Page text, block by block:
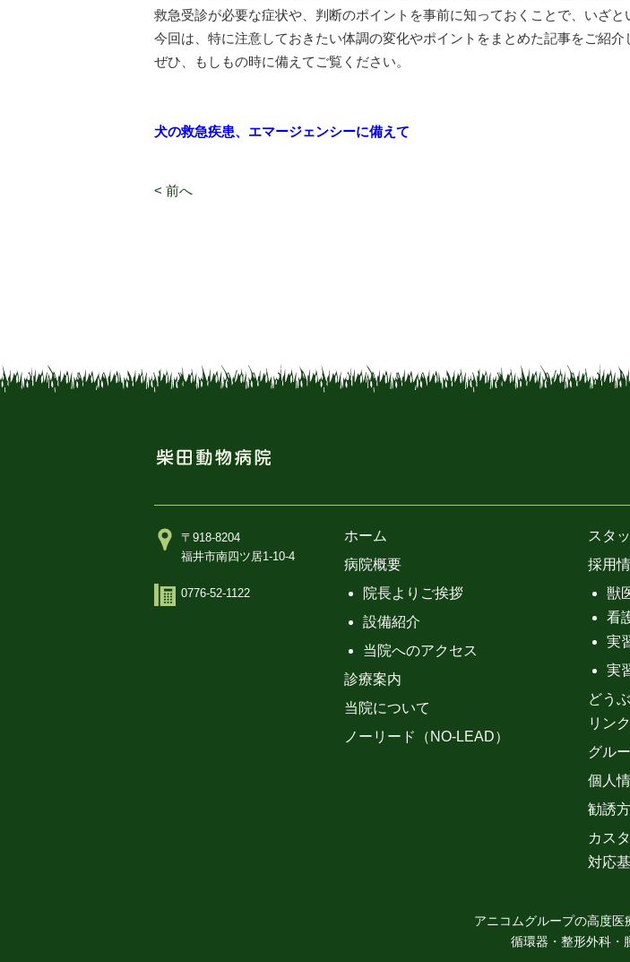
救急受診が必要な症状や、判断のポイントを事前に知っておくことで、いざと
今回は、特に注意しておきたい体調の変化やポイントをまとめた記事をご紹介
ぜひ、もしもの時に備えてご覧ください。
犬の救急疾患、エマージェンシーに備えて
< 前へ
〒918-8204
福井市南四ツ居1-10-4
0776-52-1122
ホーム
病院概要
院長よりご挨拶
設備紹介
当院へのアクセス
診療案内
当院について
ノーリード（NO-LEAD）
スタ
採用
獣
看
実
実
どう
リンク
グル
個人
勧誘
カス
対応
アニコムグループの高度医
循環器・整形外科・